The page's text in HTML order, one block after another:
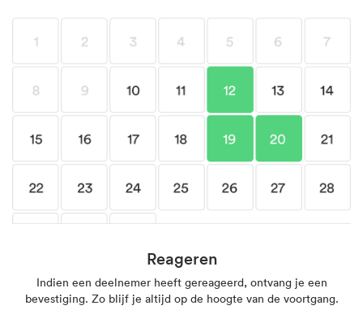
Reageren
Indien een deelnemer heeft gereageerd, ontvang je een
bevestiging. Zo blijf je altijd op de hoogte van de voortgang.